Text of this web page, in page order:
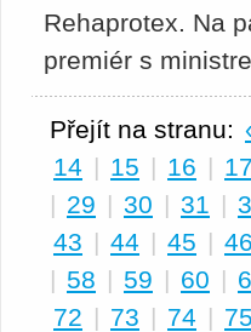
Rehaprotex. Na
premiér s
Přejít na stranu:
14 | 15 | 16 | 17
| 29 | 30 | 31 |
43 | 44 | 45 | 46
| 58 | 59 | 60 |
72 | 73 | 74 | 75